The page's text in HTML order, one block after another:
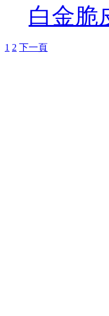
白金脆
1 2 下一頁